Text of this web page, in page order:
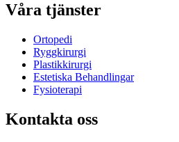
Våra tjänster
Ortopedi
Ryggkirurgi
Plastikkirurgi
Estetiska Behandlingar
Fysioterapi
Kontakta oss